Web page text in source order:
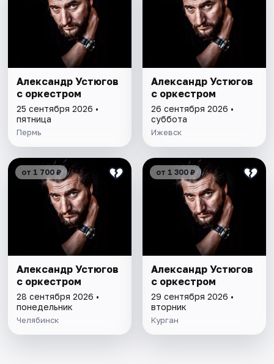
Александр Устюгов
с оркестром
25 сентября 2026 •
пятница
Пермь
Александр Устюгов
с оркестром
26 сентября 2026 •
суббота
Ижевск
от 1 700 ₽
Александр Устюгов
с оркестром
28 сентября 2026 •
понедельник
Челябинск
от 1 300 ₽
Александр Устюгов
с оркестром
29 сентября 2026 •
вторник
Курган